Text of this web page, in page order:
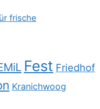
frische
Fest Friedhof
Kranichwoog